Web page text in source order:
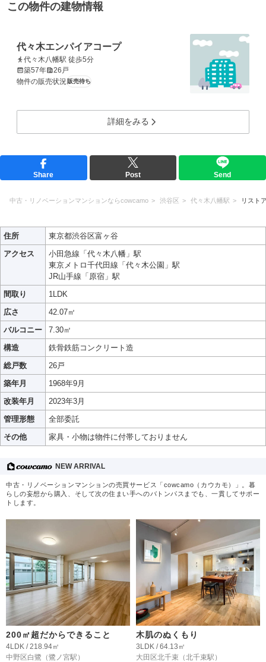
この物件の建物情報
代々木エンパイアコープ
代々木八幡駅 徒歩5分
築57年
26戸
物件の販売状況 販売待ち
詳細をみる
Share Post Send
中古・リノベーションマンションならcowcamo 渋谷区 代々木八幡駅 リスト
住所
東京都渋谷区富ヶ谷
アクセス
小田急線「代々木八幡」駅
東京メトロ千代田線「代々木公園」駅
JR山手線「原宿」駅
間取り
1LDK
広さ
42.07㎡
バルコニー
7.30㎡
構造
鉄骨鉄筋コンクリート造
総戸数
26戸
築年月
1968年9月
改装年月
2023年3月
管理形態
全部委託
その他
家具・小物は物件に付帯しておりません
NEW ARRIVAL
中古・リノベーションマンションの売買サービス「cowcamo（カウカモ）」。暮
らしの妄想から購入、そして次の住まい手へのバトンパスまでも、一貫してサポー
トします。
200㎡超だからできること
4LDK / 218.94㎡
中野区白鷺 （鷺ノ宮駅）
木肌のぬくもり
3LDK / 64.13㎡
大田区北千束 （北千束駅）